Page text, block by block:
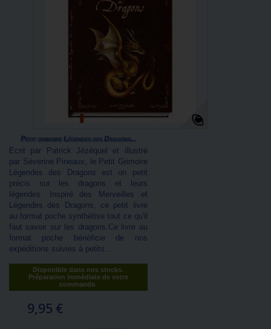
Petit grimoire Légendes des Dragons...
Ecrit par Patrick Jézéquel et illustré
par Séverine Pineaux, le Petit Grimoire
Légendes des Dragons est un petit
précis sur les dragons et leurs
légendes. Inspiré des Merveilles et
Légendes des Dragons, ce petit livre
au format poche synthétise tout ce qu'il
faut savoir sur les dragons.Ce livre au
format poche bénéficie de nos
expéditions suivies à petits...
Disponible dans nos stocks.
Préparation immédiate de votre
commande.
9,95 €